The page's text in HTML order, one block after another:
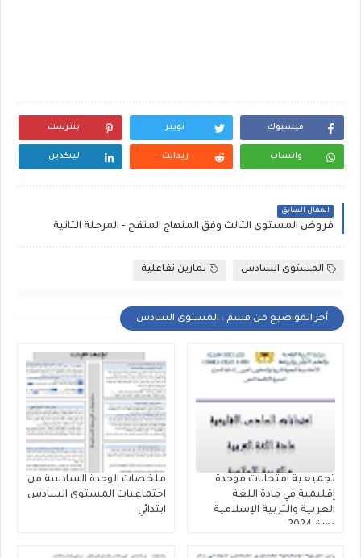
فيسبوك تويتر بنترست
واتساب ريدايت لينكدين
المقال السابق
فروض المستوى الثالث وفق المنهاج المنقح - المرحلة الثانية
المستوى السادس نمارين تفاعلية
أخر المواضيع من قسم : المستوى السادس
تجميعية امتحانات موحدة
إقليمية في مادة اللغة
العربية والتربية الإسلامية
دورة 2024
ملخصات الوحدة السادسة من
اجتماعيات المستوى السادس
ابتدائي